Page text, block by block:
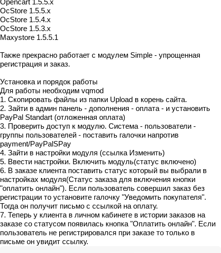
Opencart 1.5.5.x
OcStore 1.5.5.x
OcStore 1.5.4.x
OcStore 1.5.3.x
Maxystore 1.5.5.1
Также прекрасно работает с модулем Simple - упрощенная
регистрация и заказ.
Установка и порядок работы
Для работы необходим vqmod
1. Скопировать файлы из папки Upload в корень сайта.
2. Зайти в админ панель - дополнения - оплата - и установить
PayPal Standart (отложенная оплата)
3. Проверить доступ к модулю. Система - пользователи -
группы пользователей - поставить галочки напротив
payment/PayPalSPay
4. Зайти в настройки модуля (ссылка Изменить)
5. Ввести настройки. Включить модуль(статус включено)
6. В заказе клиента поставить статус который вы выбрали в
настройках модуля(Статус заказа для включения кнопки
"оплатить онлайн"). Если пользователь совершил заказ без
регистрации то установите галочку "Уведомить покупателя".
Тогда он получит письмо с ссылкой на оплату.
7. Теперь у клиента в личном кабинете в истории заказов на
заказе со статусом появилась кнопка "Оплатить онлайн". Если
пользователь не регистрировался при заказе то только в
письме он увидит ссылку.